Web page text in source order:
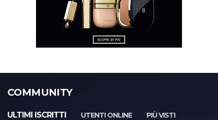
COMMUNITY
ULTIMI ISCRITTI UTENTI ONLINE
PIÙ VISTI